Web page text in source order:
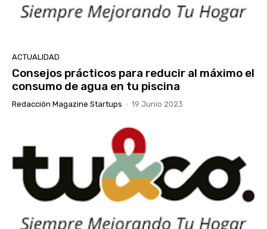
ACTUALIDAD
Consejos prácticos para reducir al máximo el
consumo de agua en tu piscina
Redacción Magazine Startups - 19 Junio 2023